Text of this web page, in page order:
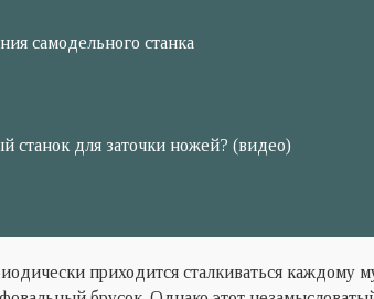
самодельного станка
станок для заточки ножей? (видео)
приходится сталкиваться